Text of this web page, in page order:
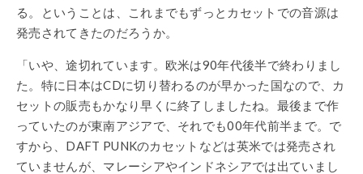
る。ということは、これまでもずっとカセットでの音源は
発売されてきたのだろうか。
「いや、途切れています。欧米は90年代後半で終わりまし
た。特に日本はCDに切り替わるのが早かった国なので、カ
セットの販売もかなり早くに終了しましたね。最後まで作
っていたのが東南アジアで、それでも00年代前半まで。で
すから、DAFT PUNKのカセットなどは英米では発売され
ていませんが、マレーシアやインドネシアでは出ていまし